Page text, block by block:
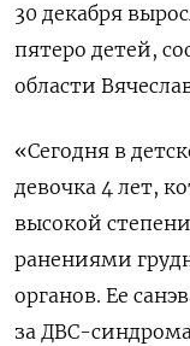
30 декабря
пятеро детей,
области
«Сегодня в
девочка 4 лет,
высокой
ранениями
органов. Ее
за ДВС-